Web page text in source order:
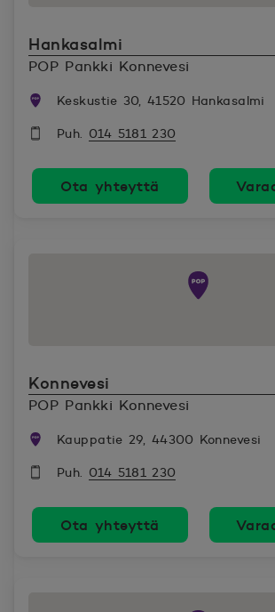
Hankasalmi
POP Pankki Konnevesi
Keskustie 30, 41520 Hankasalmi
Puh. 014 5181 230
Ota yhteyttä
Konnevesi
POP Pankki Konnevesi
Kauppatie 29, 44300 Konnevesi
Puh. 014 5181 230
Ota yhteyttä